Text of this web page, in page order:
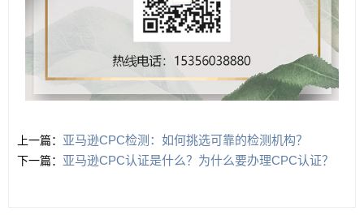
上一篇： 亚马逊CPC检测：如何挑选可靠的检测机构？
下一篇： 亚马逊CPC认证是什么？为什么要办理CPC认证？